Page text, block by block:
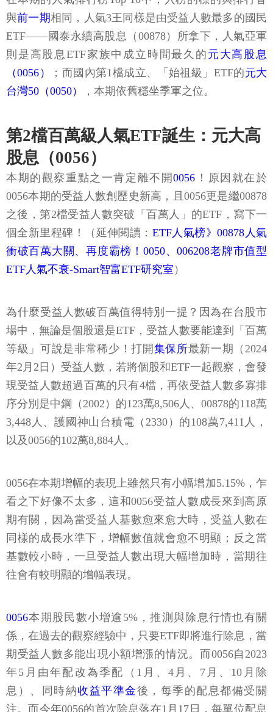
與前一期相同，人氣3王同樣是由受益人數最多的國民
ETF——國泰永續高股息（00878）所拿下，人氣亞軍
則是高股息ETF家族中成立時間最久的 元大高股息
（0056）
；而國內第1檔成立、「始祖級」ETF的元大
台灣50（0050）
，本期依舊穩坐季軍之位。
第2檔百萬級人氣ETF誕生：元大高
股息（0056）
本期的觀察重點之一肯定離不開0056 ！原因就在於
0056本期的受益人數創歷史新高，且0056更是繼00878
之後，第2檔受益人數突破「百萬人」的ETF，寫下一
個全新里程碑！（延伸閱讀： ETF人氣榜》00878人氣
衝破百萬大關、再度霸榜！0050、006208老牌市值型
ETF人氣不衰-Smart智富ETF研究室 ）
為什麼受益人數破百萬值得特別一提？因為在台股市
場中，無論是個股還是ETF，受益人數要能達到「百萬
等級」可說是非常稀少！打開集保所最新一期（2024
年2月2日）受益人數，若將個股和ETF一起觀察，會發
現受益人數超過百萬的只有4檔，再依受益人數多寡排
序分別是中鋼（2002）的123萬8,506人、00878的118萬
3,448人、護國神山台積電（2330）的108萬7,411人，
以及0056的102萬8,884人。
0056在本期增幅的表現上雖然只有小幅增加5.15%，乍
看之下好像不太多，這和0056受益人數成長來到高原
期有關，因為當受益人基數愈來愈大時，受益人數在
同樣的成長水準下，增幅數值就會愈不明顯；反之當
基數較小時，一旦受益人數出現大幅增加時，當期往
往會有較明顯的增幅表現。
0056本期股民數小增逾5%，推測與除息行情也有關
係，在過去的觀察經驗中，只要ETF即將進行除息，當
期受益人數多能出現小額增漲的情況。而0056自2023
年5月由年配改為季配（1月、4月、7月、10月除
息）、同時納收益平準金後，每季的配息都備受關
注。而今年0056的首次除息落在1月17日，每單位配息